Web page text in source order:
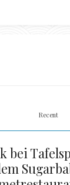
Recent
bei